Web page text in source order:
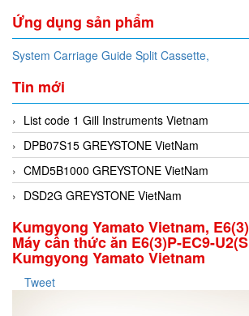
Ứng dụng sản phẩm
System Carriage Guide Split Cassette,
Tin mới
List code 1 Gill Instruments Vietnam
DPB07S15 GREYSTONE VietNam
CMD5B1000 GREYSTONE VietNam
DSD2G GREYSTONE VietNam
Kumgyong Yamato Vietnam,
Máy cân thức ăn E6(3)P-EC9-
Kumgyong Yamato Vietnam
Tweet